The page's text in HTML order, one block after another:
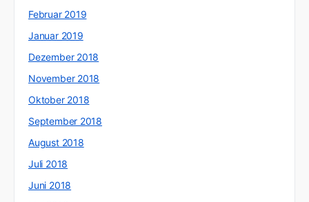
Februar 2019
Januar 2019
Dezember 2018
November 2018
Oktober 2018
September 2018
August 2018
Juli 2018
Juni 2018